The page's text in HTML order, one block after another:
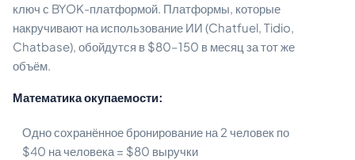
ключ с BYOK-платформой. Платформы, которые
накручивают на использование ИИ (Chatfuel, Tidio,
Chatbase), обойдутся в $80–150 в месяц за тот же
объём.
Математика окупаемости:
Одно сохранённое бронирование на 2 человек по
$40 на человека = $80 выручки